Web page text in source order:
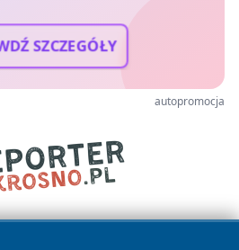
SZCZEGÓŁY
autopromocja